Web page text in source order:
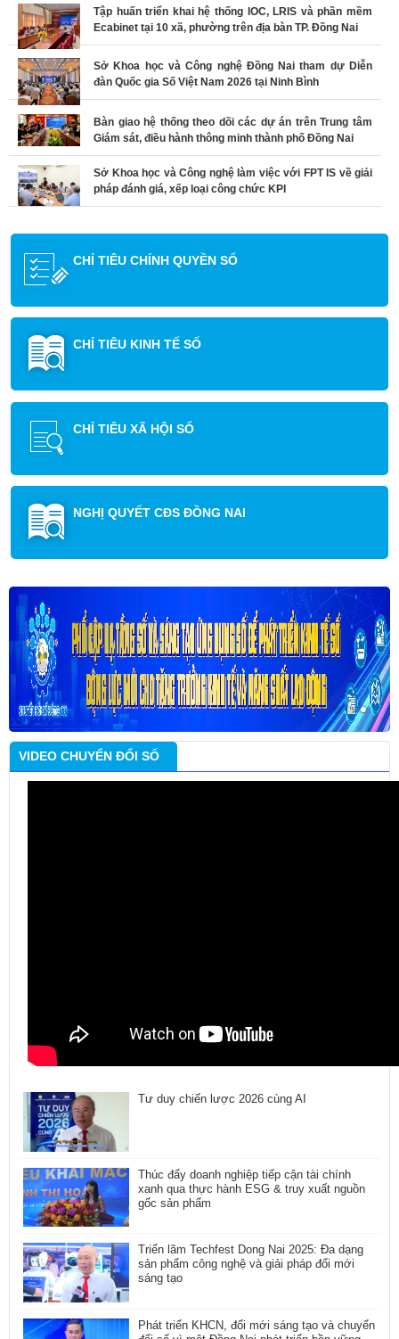
Tập huấn triển khai hệ thống IOC, LRIS và phần mềm
Ecabinet tại 10 xã, phường trên địa bàn TP. Đồng Nai
Sở Khoa học và Công nghệ Đồng Nai tham dự Diễn
đàn Quốc gia Số Việt Nam 2026 tại Ninh Bình
Bàn giao hệ thống theo dõi các dự án trên Trung tâm
Giám sát, điều hành thông minh thành phố Đồng Nai
Sở Khoa học và Công nghệ làm việc với FPT IS về giải
pháp đánh giá, xếp loại công chức KPI
CHỈ TIÊU CHÍNH QUYỀN SỐ
CHỈ TIÊU KINH TẾ SỐ
CHỈ TIÊU XÃ HỘI SỐ
NGHỊ QUYẾT CĐS ĐỒNG NAI
VIDEO CHUYỂN ĐỔI SỐ
Tư duy chiến lược 2026 cùng AI
Thúc đẩy doanh nghiệp tiếp cận tài chính
xanh qua thực hành ESG & truy xuất nguồn
gốc sản phẩm
Triển lãm Techfest Dong Nai 2025: Đa dạng
sản phẩm công nghệ và giải pháp đổi mới
sáng tạo
Phát triển KHCN, đổi mới sáng tạo và chuyển